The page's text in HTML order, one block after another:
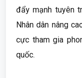
đẩy mạnh tuyên
Nhân dân nâng
cực tham gia
quốc.